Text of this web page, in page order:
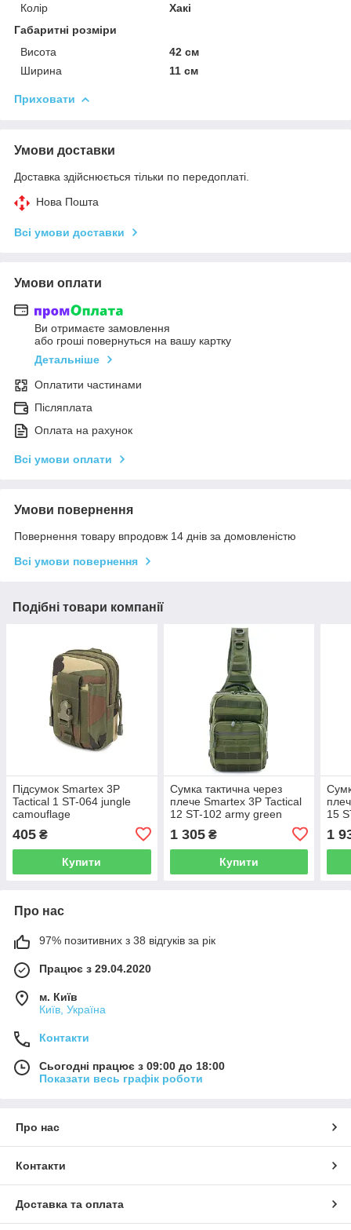
Колір
Хакі
Габаритні розміри
Висота
42 см
Ширина
11 см
Приховати
Умови доставки
Доставка здійснюється тільки по передоплаті.
Нова Пошта
Всі умови доставки
Умови оплати
Ви отримаєте замовлення
або гроші повернуться на вашу картку
Детальніше
Оплатити частинами
Післяплата
Оплата на рахунок
Всі умови оплати
Умови повернення
Повернення товару впродовж 14 днів за домовленістю
Всі умови повернення
Подібні товари компанії
Підсумок Smartex 3P
Tactical 1 ST-064 jungle
camouflage
405 ₴
Купити
Сумка тактична через
плече Smartex 3P Tactical
12 ST-102 army green
1 305₴
Купити
15
1
Про нас
97% позитивних з 38 відгуків за рік
Працює з 29.04.2020
м. Київ
Київ, Україна
Контакти
Сьогодні працює з 09:00 до 18:00
Показати весь графік роботи
Про нас
Контакти
Доставка та оплата